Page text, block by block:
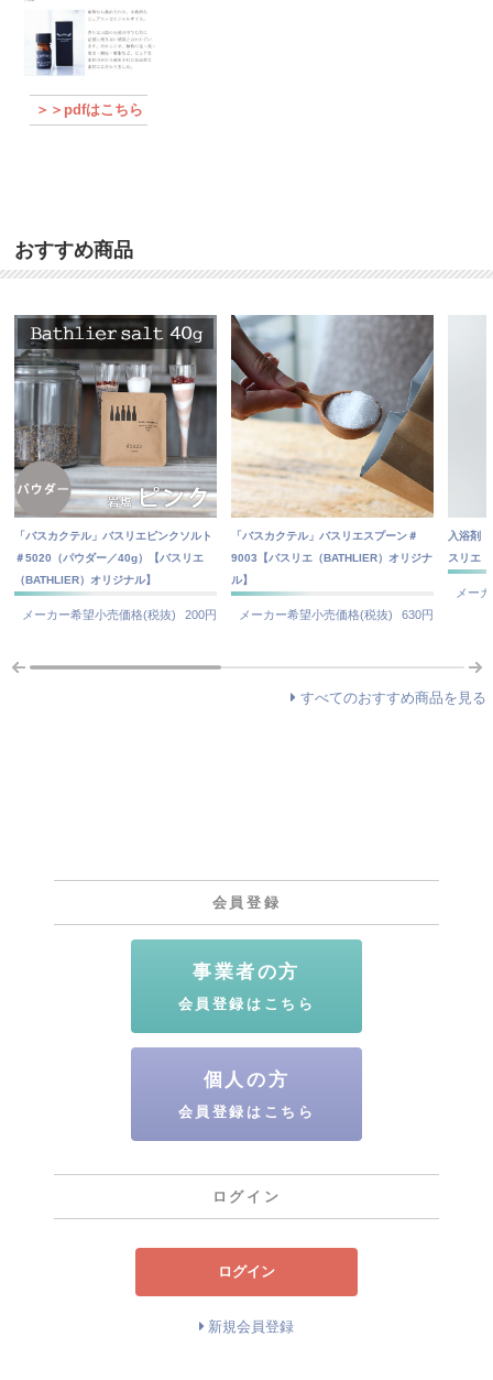
＞＞pdfはこちら
おすすめ商品
「バスカクテル」バスリエピンクソルト
＃5020（パウダー／40g）【バスリエ
（BATHLIER）オリジナル】
メーカー希望小売価格(税抜) 200円
「バスカクテル」バスリエスプーン＃
9003【バスリエ（BATHLIER）オリジナ
ル】
メーカー希望小売価格(税抜) 630円
入浴剤
スリエ
メー
すべてのおすすめ商品を見る
会員登録
事業者の方
会員登録はこちら
個人の方
会員登録はこちら
ログイン
ログイン
新規会員登録